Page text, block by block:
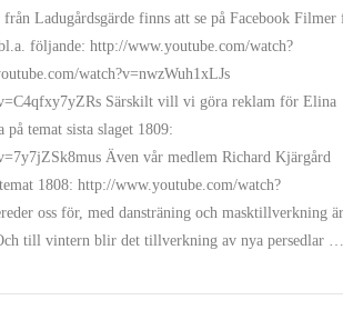
Ladugårdsgärde finns att se på Facebook Filmer
följande: http://www.youtube.com/watch?
watch?v=nwzWuh1xLJs
Särskilt vill vi göra reklam för Elina
på temat sista slaget 1809:
Även vår medlem Richard Kjärgård
1808: http://www.youtube.com/watch?
oss för, med dansträning och masktillverkning är
till vintern blir det tillverkning av nya persedlar …